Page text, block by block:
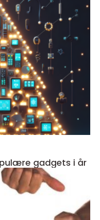
gadgets i år